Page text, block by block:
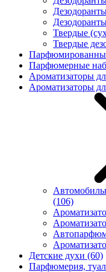
Твердые
Твердые
Парфюмерные
Ароматизаторы
Ароматизаторы
(106)
Детские духи (60)
Парфюмерия,